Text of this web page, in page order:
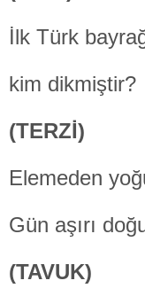
İlk Türk
kim dikmiştir?
(TERZİ)
Elemeden
Gün aşırı
(TAVUK)